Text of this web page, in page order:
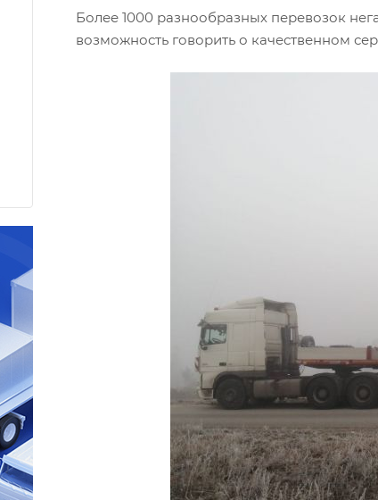
Более 1000 разнообразных перевозок
возможность говорить о качественном